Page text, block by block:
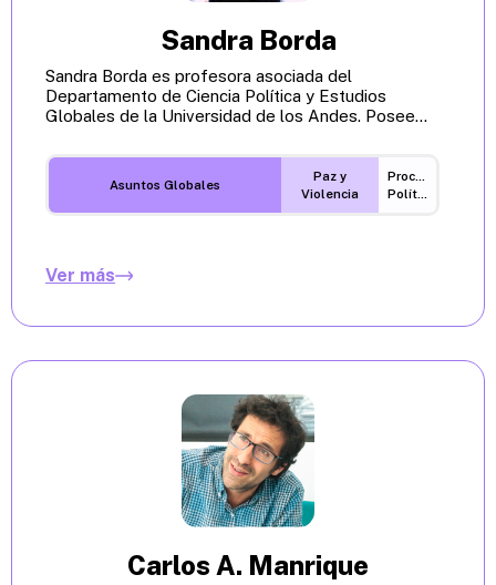
Sandra Borda
Sandra Borda es profesora asociada del
Departamento de Ciencia Política y Estudios
Globales de la Universidad de los Andes. Posee...
Asuntos Globales
Paz y
Violencia
Procesos
Políticos
Ver más
Carlos A. Manrique